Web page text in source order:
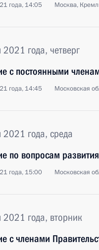
года, 14:05 Москва,
2021 года, четверг
с постоянными
года, 14:45 Московская
2021 года, среда
по вопросам
года, 15:00 Московская
2021 года, вторник
с членами